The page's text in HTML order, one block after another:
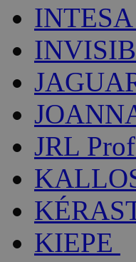
INTESA
JRL
KIEPE